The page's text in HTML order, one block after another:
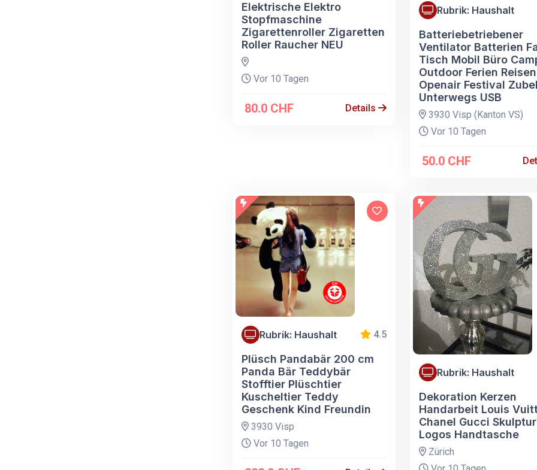
Elektrische Elektro
Stopfmaschine
Zigarettenroller Zigaretten
Roller Raucher NEU
Vor 10 Tagen
80.0 CHF Details
Rubrik: Haushalt
Batteriebetriebener
Ventilator Batterien
Tisch Mobil Büro
Outdoor Ferien Reisen
Openair Festival
Unterwegs USB
3930 Visp (Kanton VS)
Vor 10 Tagen
50.0 CHF
Rubrik: Haushalt 4.5
Plüsch Pandabär 200 cm
Panda Bär Teddybär
Stofftier Plüschtier
Kuscheltier Teddy
Geschenk Kind Freundin
3930 Visp
Vor 10 Tagen
Rubrik: Haushalt
Dekoration Kerzen
Handarbeit Louis
Chanel Gucci
Logos Handtasche
Zürich